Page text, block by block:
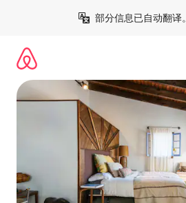
部分信息已自动翻译。